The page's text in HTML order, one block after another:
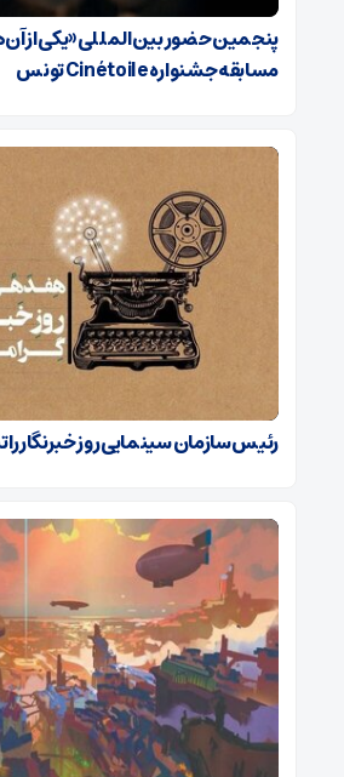
پنجمین حضور بین‌المللی «یکی از
مسابقه جشنواره Cinétoile تونس
رئیس سازمان سینمایی روز خبرنگار